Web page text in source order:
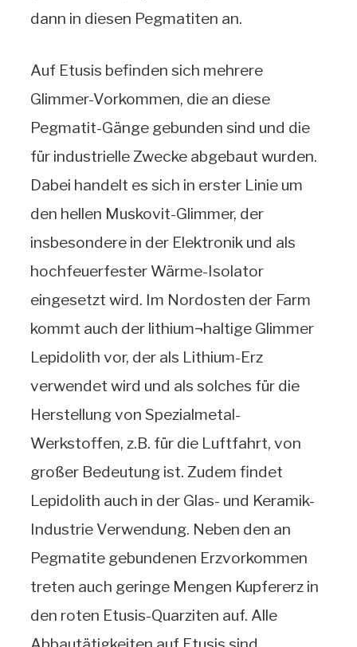
dann in diesen Pegmatiten an.
Auf Etusis befinden sich mehrere
Glimmer-Vorkommen, die an diese
Pegmatit-Gänge gebunden sind und die
für industrielle Zwecke abgebaut wurden.
Dabei handelt es sich in erster Linie um
den hellen Muskovit-Glimmer, der
insbesondere in der Elektronik und als
hochfeuerfester Wärme-Isolator
eingesetzt wird. Im Nordosten der Farm
kommt auch der lithium¬haltige Glimmer
Lepidolith vor, der als Lithium-Erz
verwendet wird und als solches für die
Herstellung von Spezialmetal-
Werkstoffen, z.B. für die Luftfahrt, von
großer Bedeutung ist. Zudem findet
Lepidolith auch in der Glas- und Keramik-
Industrie Verwendung. Neben den an
Pegmatite gebundenen Erzvorkommen
treten auch geringe Mengen Kupfererz in
den roten Etusis-Quarziten auf. Alle